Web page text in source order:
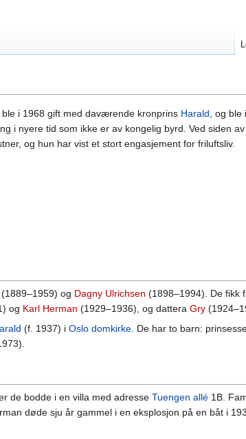
ble i 1968 gift med daværende kronprins Harald, og ble
i nyere tid som ikke er av kongelig byrd. Ved siden
og hun har vist et stort engasjement for friluftsliv.
(1889–1959) og Dagny Ulrichsen (1898–1994). De fikk
og Karl Herman (1929–1936), og dattera Gry
(f. 1937) i Oslo domkirke. De har to barn:
de bodde i en villa med adresse Tuengen allé 1B.
døde sju år gammel i en eksplosjon på en båt i